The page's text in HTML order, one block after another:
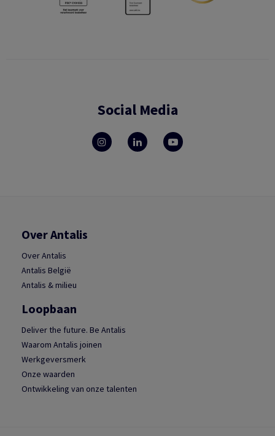
Social Media
Over Antalis
Over Antalis
Antalis België
Antalis & milieu
Loopbaan
Deliver the future. Be Antalis
Waarom Antalis joinen
Werkgeversmerk
Onze waarden
Ontwikkeling van onze talenten